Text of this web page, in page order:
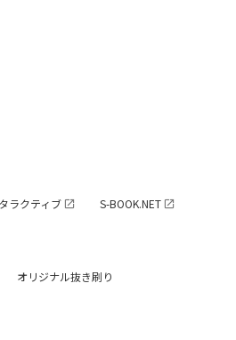
ラクティブ S-BOOK.NET
オリジナル抜き刷り